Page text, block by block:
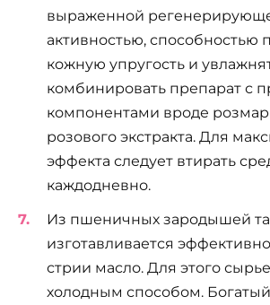
выраженной
активностью, способностью
кожную упругость и
комбинировать препарат с
компонентами вроде
розового экстракта. Для
эффекта следует втирать
каждодневно.
Из пшеничных зародышей
изготавливается
стрии масло. Для этого
холодным способом.